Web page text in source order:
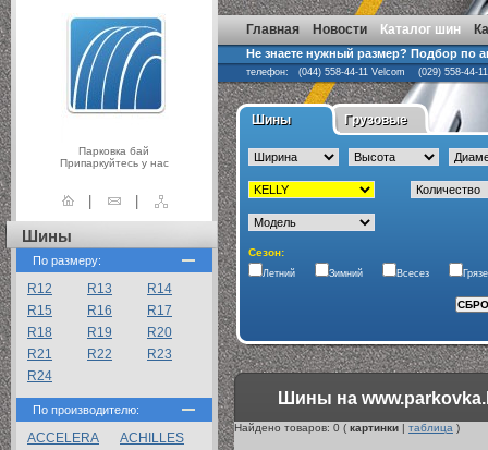
Парковка бай
Припаркуйтесь у нас
| |
Главная Новости Каталог шин
Не знаете нужный размер? Подбор по
телефон: (044) 558-44-11 Velcom (029) 558-44-
Шины Грузовые
Сезон:
Летний Зимний Всесез
Шины на
Найдено товаров: 0 ( картинки | таблица )
Шины
По размеру:
R12 R13
R14
R15
R16
R17
R18
R19
R20
R21
R22
R23
R24
По производителю:
ACCELERA
ACHILLES